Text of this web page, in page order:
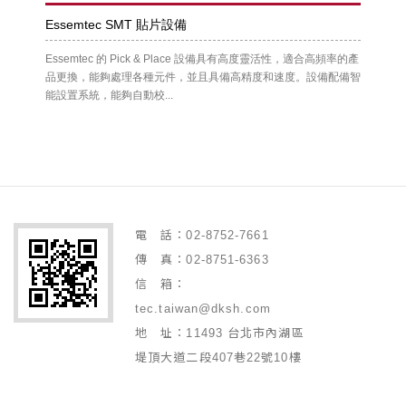
Essemtec SMT 貼片設備
Essemtec 的 Pick & Place 設備具有高度靈活性，適合高頻率的產
品更換，能夠處理各種元件，並且具備高精度和速度。設備配備智
能設置系統，能夠自動校...
電 話：02-8752-7661
傳 真：02-8751-6363
信 箱：
tec.taiwan@dksh.com
地 址：11493 台北市內湖區
堤頂大道二段407巷22號10樓